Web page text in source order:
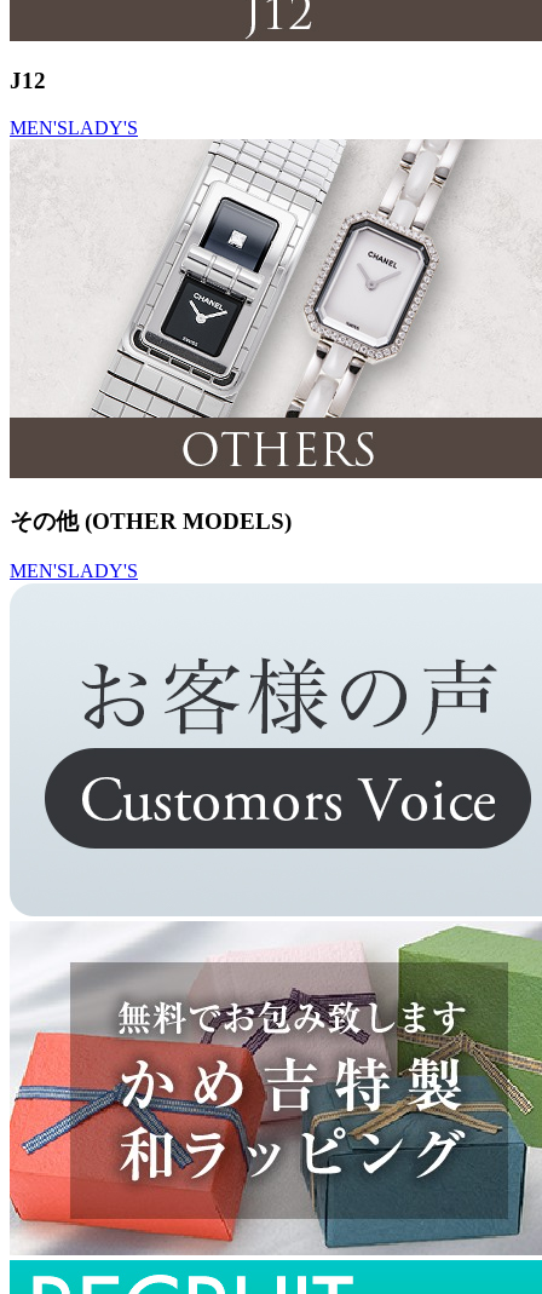
J12
MEN'SLADY'S
その他 (OTHER MODELS)
MEN'SLADY'S